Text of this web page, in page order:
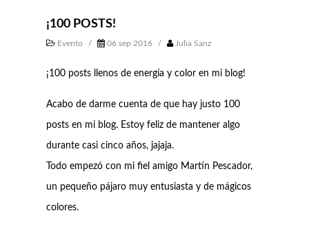
¡100 POSTS!
Evento / 06 sep 2016 / Julia Sanz
¡100 posts llenos de energía y color en mi blog!
Acabo de darme cuenta de que hay justo 100
posts en mi blog. Estoy feliz de mantener algo
durante casi cinco años, jajaja.
Todo empezó con mi fiel amigo Martín Pescador,
un pequeño pájaro muy entusiasta y de mágicos
colores.